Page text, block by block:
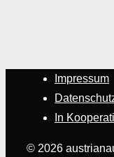
Impressum
In
© 2026